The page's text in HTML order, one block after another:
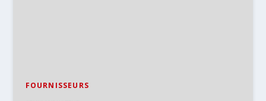
FOURNISSEURS